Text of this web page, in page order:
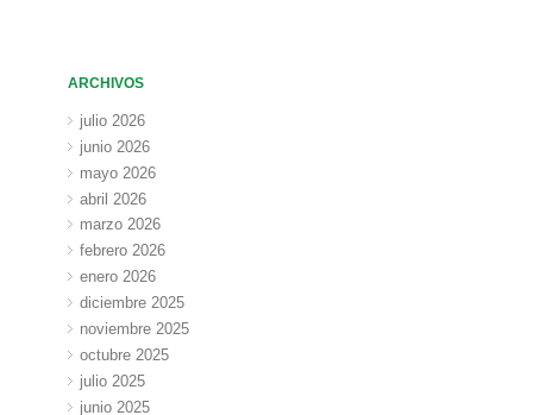
ARCHIVOS
julio 2026
junio 2026
mayo 2026
abril 2026
marzo 2026
febrero 2026
enero 2026
diciembre 2025
noviembre 2025
octubre 2025
julio 2025
junio 2025